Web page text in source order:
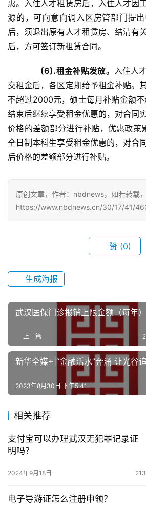
武
汉
办
旅
游
滚
动
百
科
察
于
我
务
航
惠。入住人才租赁房后，入住人才因
源的，可向意向调入区房管部门提
后，须退出原有人才租赁房、结清有
后，方可签订新租赁合同。
(6).租金补贴发放。
入住人
交租金后，各区定期给予租金补贴。
不超过2000元，硕士每月补贴金额
结束后继续享受租金优惠的，对合同
价格的差额部分进行补贴，优惠政策
全日制本科生享受租金优惠的，对合
后价格的差额部分进行补贴。
原创文章，作者：nbdnews，如若转载，
https://www.nbdnews.cn/30/17/41/
赞 (0)
生成海报
武汉医保门诊报销上限金额（每年）
上一篇
新华全媒+|“金融活水”奔涌 让光谷
2023年8月30日 下午5:41
相关推荐
支付宝可以办理武汉无犯罪记录证
明吗？
2024年9月18日 213
电子导游证怎么注册申领？